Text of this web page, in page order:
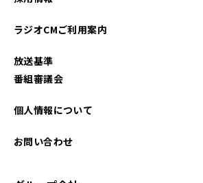
ラジオCMご利用案内
放送基準
番組審議会
個人情報について
お問い合わせ